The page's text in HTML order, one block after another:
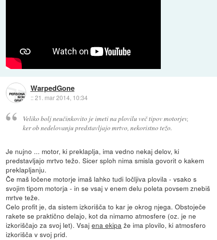
WarpedGone
::21. mar 2014, 10:34
Veliko bolj neučinkovito je imeti na plovilu več tipov motorjev,
ker ob nedelovanju predstavljajo mrtvo, nekoristno težo.
Je nujno ... motor, ki preklaplja, ima vedno nekaj delov, ki
predstavljajo mrtvo težo. Sicer sploh nima smisla govorit o kakem
preklapljanju.
Če maš ločene motorje imaš lahko tudi ločljiva plovila - vsako s
svojim tipom motorja - in se vsaj v enem delu poleta povsem znebiš
mrtve teže.
Celo profit je, da sistem izkorišča to kar je okrog njega. Obstoječe
rakete se praktično delajo, kot da nimamo atmosfere (oz. je ne
izkoriščajo za svoj let). Vsajena ekipa že ima plovilo, ki atmosfero
izkorišča v svoj prid.